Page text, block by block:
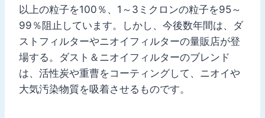
以上の粒子を100％、1～3ミクロンの粒子を95～
99％阻止しています。しかし、今後数年間は、ダ
ストフィルターやニオイフィルターの量販店が登
場する。ダスト＆ニオイフィルターのブレンド
は、活性炭や重曹をコーティングして、ニオイや
大気汚染物質を吸着させるものです。